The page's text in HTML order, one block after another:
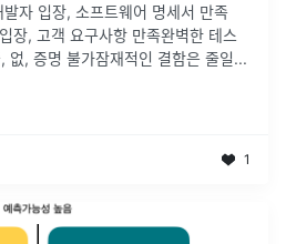
자 입장, 소프트웨어 명세서 만족
, 고객 요구사항 만족완벽한 테스
없, 증명 불가잠재적인 결함은 줄일...
1